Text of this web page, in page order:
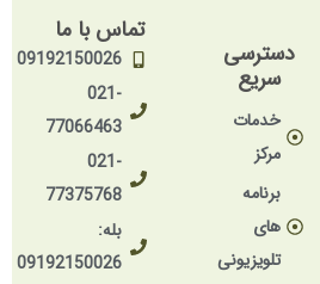
دسترسی
سریع
خدمات
مرکز
های
تلویزیونی
تماس با ما
09192150026
77066463
77375768
09192150026